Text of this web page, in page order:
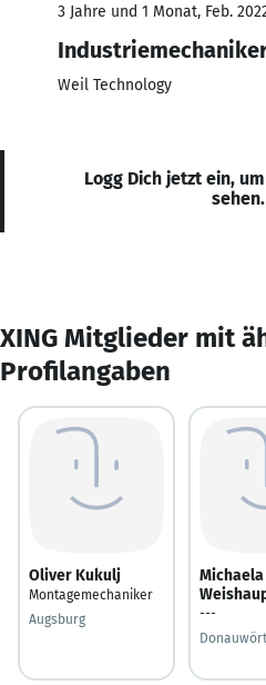
3 Jahre und 1 Monat, Feb.
Weil Technology
Logg Dich jetzt ein,
sehen.
XING Mitglieder mit
Profilangaben
Oliver Kukulj
Montagemechaniker
Augsburg
Michaela
---